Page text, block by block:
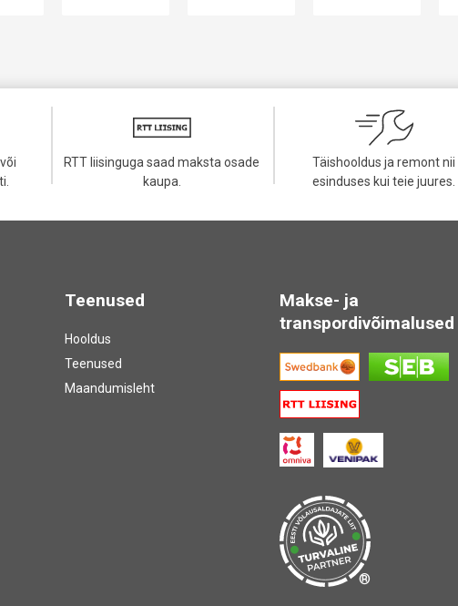
RTT liisinguga saad maksta osade
kaupa.
Täishooldus ja remont nii
esinduses kui teie juures.
Teenused
Hooldus
Teenused
Maandumisleht
Makse- ja
transpordivõimalused
®